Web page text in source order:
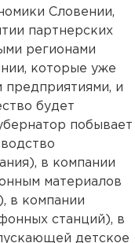
Словении,
партнерских
регионами
которые уже
предприятиями, и
будет
побывает
в компании
материалов
в компании
станций), в
детское